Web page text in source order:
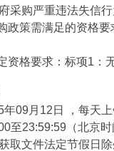
采购严重违法失信行
政策需满足的资格要
资格要求：标项1：
年09月12日 ，每天
至23:59:59 （北京
取文件法定节假日除